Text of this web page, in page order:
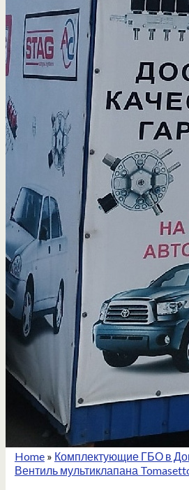
Home» Комплектующие ГБО в
Вентиль мультиклапана